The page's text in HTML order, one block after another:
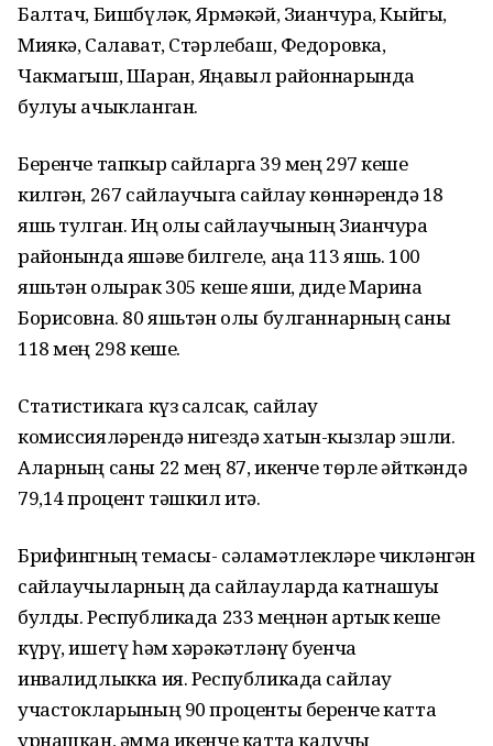
Балтач, Бишбүләк, Ярмәкәй, Зианчура, Кыйгы,
Миякә, Салават, Стәрлебаш, Федоровка,
Чакмагыш, Шаран, Яңавыл районнарында
булуы ачыкланган.
Беренче тапкыр сайларга 39 мең 297 кеше
килгән, 267 сайлаучыга сайлау көннәрендә 18
яшь тулган. Иң олы сайлаучының Зианчура
районында яшәве билгеле, аңа 113 яшь. 100
яшьтән олырак 305 кеше яши, диде Марина
Борисовна. 80 яшьтән олы булганнарның саны
118 мең 298 кеше.
Статистикага күз салсак, сайлау
комиссияләрендә нигездә хатын-кызлар эшли.
Аларның саны 22 мең 87, икенче төрле әйткәндә
79,14 процент тәшкил итә.
Брифингның темасы- сәламәтлекләре чикләнгән
сайлаучыларның да сайлауларда катнашуы
булды. Республикада 233 меңнән артык кеше
күрү, ишетү һәм хәрәкәтләнү буенча
инвалидлыкка ия. Республикада сайлау
участокларының 90 проценты беренче катта
урнашкан, әмма икенче катта калучы